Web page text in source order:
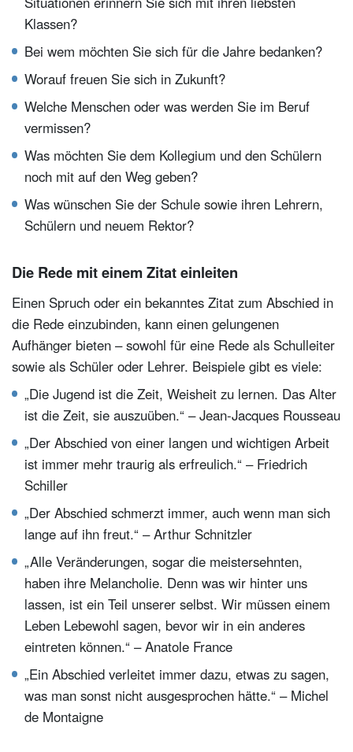
Klassen?
Bei wem möchten Sie sich für die Jahre bedanken?
Worauf freuen Sie sich in Zukunft?
Welche Menschen oder was werden Sie im Beruf
vermissen?
Was möchten Sie dem Kollegium und den Schülern
noch mit auf den Weg geben?
Was wünschen Sie der Schule sowie ihren Lehrern,
Schülern und neuem Rektor?
Die Rede mit einem Zitat einleiten
Einen Spruch oder ein bekanntes Zitat zum Abschied in
die Rede einzubinden, kann einen gelungenen
Aufhänger bieten – sowohl für eine Rede als Schulleiter
sowie als Schüler oder Lehrer. Beispiele gibt es viele:
„Die Jugend ist die Zeit, Weisheit zu lernen. Das Alter
ist die Zeit, sie auszuüben.“ – Jean-Jacques Rousseau
„Der Abschied von einer langen und wichtigen Arbeit
ist immer mehr traurig als erfreulich.“ – Friedrich
Schiller
„Der Abschied schmerzt immer, auch wenn man sich
lange auf ihn freut.“ – Arthur Schnitzler
„Alle Veränderungen, sogar die meistersehnten,
haben ihre Melancholie. Denn was wir hinter uns
lassen, ist ein Teil unserer selbst. Wir müssen einem
Leben Lebewohl sagen, bevor wir in ein anderes
eintreten können.“ – Anatole France
„Ein Abschied verleitet immer dazu, etwas zu sagen,
was man sonst nicht ausgesprochen hätte.“ – Michel
de Montaigne